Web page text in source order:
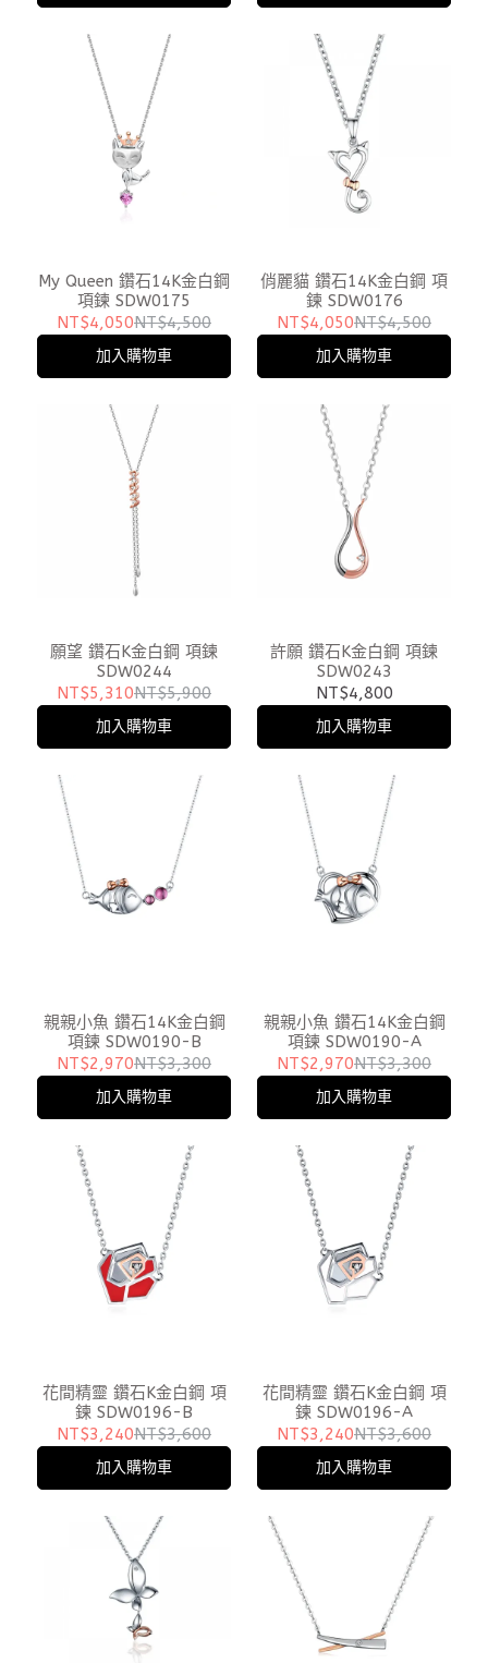
My Queen 鑽石14K金白鋼
項鍊 SDW0175
NT$4,050NT$4,500
加入購物車
俏麗貓 鑽石14K金白鋼 項
鍊 SDW0176
NT$4,050NT$4,500
加入購物車
願望 鑽石K金白鋼 項鍊
SDW0244
NT$5,310NT$5,900
加入購物車
許願 鑽石K金白鋼 項鍊
SDW0243
NT$4,800
加入購物車
親親小魚 鑽石14K金白鋼
項鍊 SDW0190-B
NT$2,970NT$3,300
加入購物車
親親小魚 鑽石14K金白鋼
項鍊 SDW0190-A
NT$2,970NT$3,300
加入購物車
花間精靈 鑽石K金白鋼 項
鍊 SDW0196-B
NT$3,240NT$3,600
加入購物車
花間精靈 鑽石K金白鋼 項
鍊 SDW0196-A
NT$3,240NT$3,600
加入購物車